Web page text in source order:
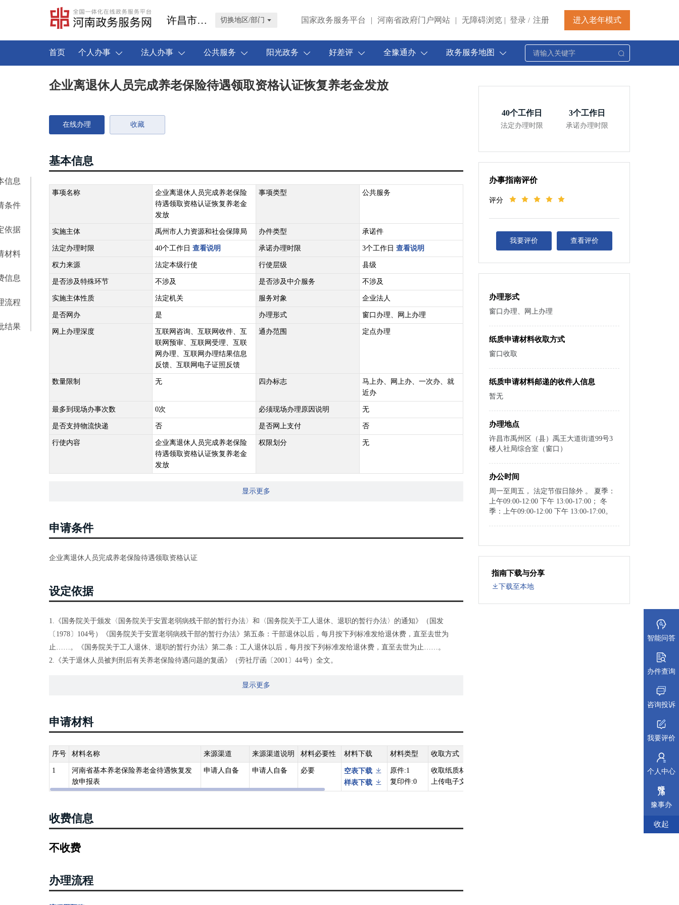
许昌市禹州市 切换地区/部门 国家政务服务平台 | 河南省政府门户网站 | 无障碍浏览 | 登录 / 注册 进入老年模式
首页 个人办事 法人办事 公共服务 阳光政务 好差评 全豫通办 政务服务地图
信息
条件
依据
材料
信息
流程
结果
企业离退休人员完成养老保险待遇领取资格认证恢复养老金发放
在线办理 收藏
基本信息
事项名称
企业离退休人员完成养老保险
待遇领取资格认证恢复养老金
发放
事项类型 公共服务
实施主体 禹州市人力资源和社会保障局 办件类型 承诺件
法定办理时限 40个工作日 查看说明 承诺办理时限 3个工作日 查看说明
权力来源 法定本级行使 行使层级 县级
是否涉及特殊环节 不涉及 是否涉及中介服务 不涉及
实施主体性质 法定机关 服务对象 企业法人
是否网办 是 办理形式 窗口办理、网上办理
网上办理深度
互联网咨询、互联网收件、互
联网预审、互联网受理、互联
网办理、互联网办理结果信息
反馈、互联网电子证照反馈
通办范围 定点办理
数量限制 无 四办标志
马上办、网上办、一次办、就
近办
最多到现场办事次数 0次 必须现场办理原因说明 无
是否支持物流快递 否 是否网上支付 否
行使内容
企业离退休人员完成养老保险
待遇领取资格认证恢复养老金
发放
权限划分 无
显示更多
申请条件
企业离退休人员完成养老保险待遇领取资格认证
设定依据
1.《国务院关于颁发〈国务院关于安置老弱病残干部的暂行办法〉和〈国务院关于工人退休、退职的暂行办法〉的通知》（国发
〔1978〕104号）《国务院关于安置老弱病残干部的暂行办法》第五条：干部退休以后，每月按下列标准发给退休费，直至去世为
止……。《国务院关于工人退休、退职的暂行办法》第二条：工人退休以后，每月按下列标准发给退休费，直至去世为止……。
2.《关于退休人员被判刑后有关养老保险待遇问题的复函》（劳社厅函〔2001〕44号）全文。
4.《关于因失踪被人民法院宣告死亡的离退休人员养老待遇问题的函》（人社厅函〔2010〕159号）全文。
显示更多
申请材料
序号 材料名称 来源渠道 来源渠道说明 材料必要性 材料下载 材料类型 收取方式
1
河南省基本养老保险养老金待遇恢复发
放申报表
申请人自备 申请人自备 必要
空表下载
样表下载
原件:1
复印件:0
收取纸质材料、
上传电子文件
查看依据
收费信息
不收费
办理流程
40个工作日
法定办理时限
3个工作日
承诺办理时限
办事指南评价
评分
我要评价 查看评价
办理形式
窗口办理、网上办理
纸质申请材料收取方式
窗口收取
纸质申请材料邮递的收件人信息
暂无
办理地点
许昌市禹州区（县）禹王大道街道99号3
楼人社局综合室（窗口）
办公时间
周一至周五， 法定节假日除外 。 夏季：
上午09:00-12:00 下午 13:00-17:00； 冬
季：上午09:00-12:00 下午 13:00-17:00。
指南下载与分享
下载至本地
智能问答
办件查询
咨询投诉
我要评价
个人中心
豫事办
收起